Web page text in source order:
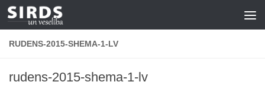
Skip to content
RUDENS-2015-SHEMA-1-LV
rudens-2015-shema-1-lv